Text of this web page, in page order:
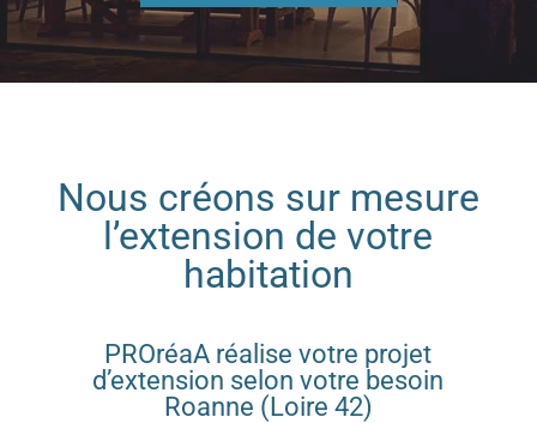
Nous créons sur mesure
l’extension de votre
habitation
PROréaA réalise votre projet
d’extension selon votre besoin
Roanne (Loire 42)